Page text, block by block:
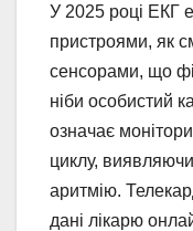
У 2025 році ЕКГ
пристроями, як
сенсорами, що
ніби особистий
означає
циклу,
аритмію.
дані лікарю